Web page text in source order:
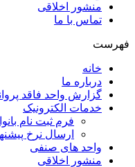
منشور اخلاقی
تماس با ما
فهرست
خانه
درباره ما
گزارش واحد فاقد
خدمات الکترونیک
فرم ثبت نام
ارسال نرخ
واحد های صنفی
منشور اخلاقی